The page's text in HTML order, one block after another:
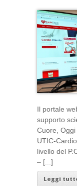
Il portale
supporto
Cuore, Oggi
UTIC-
livello del
– [...]
Leggi